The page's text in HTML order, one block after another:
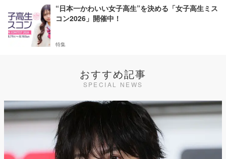
“日本一かわいい女子高生”を決める「女子高生ミス
コン2026」開催中！
特集
おすすめ記事
SPECIAL NEWS